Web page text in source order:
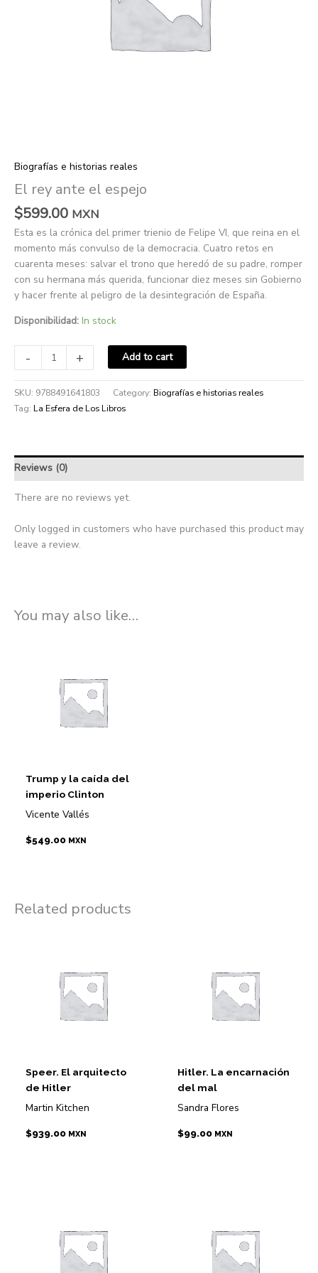
Biografías e historias reales
El rey ante el espejo
$599.00 MXN
Esta es la crónica del primer trienio de Felipe VI, que reina en el
momento más convulso de la democracia. Cuatro retos en
cuarenta meses: salvar el trono que heredó de su padre, romper
con su hermana más querida, funcionar diez meses sin Gobierno
y hacer frente al peligro de la desintegración de España.
Disponibilidad: In stock
- + Add to cart
SKU: 9788491641803 Category: Biografías e historias reales
Tag: La Esfera de Los Libros
Reviews (0)
There are no reviews yet.
Only logged in customers who have purchased this product may
leave a review.
You may also like…
Trump y la caída del
imperio Clinton
Vicente Vallés
$549.00 MXN
Related products
Speer. El arquitecto
de Hitler
Martin Kitchen
$939.00 MXN
Hitler. La encarnación
del mal
Sandra Flores
$99.00 MXN